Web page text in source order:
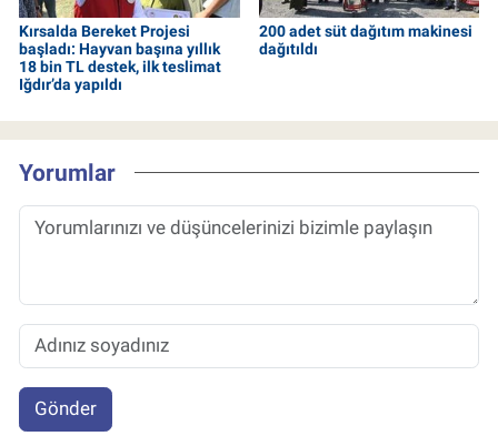
Kırsalda Bereket Projesi
başladı: Hayvan başına yıllık
18 bin TL destek, ilk teslimat
Iğdır’da yapıldı
200 adet süt dağıtım makinesi
dağıtıldı
Yorumlar
Gönder